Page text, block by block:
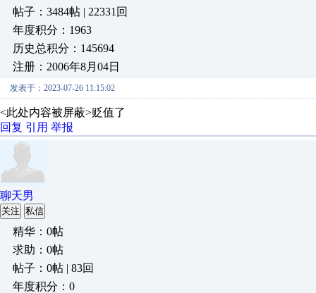
帖子：3484帖 | 22331回
年度积分：1963
历史总积分：145694
注册：2006年8月04日
发表于：2023-07-26 11:15:02
<此处内容被屏蔽>贬值了
回复 引用 举报
聊天男
关注 私信
精华：0帖
求助：0帖
帖子：0帖 | 83回
年度积分：0